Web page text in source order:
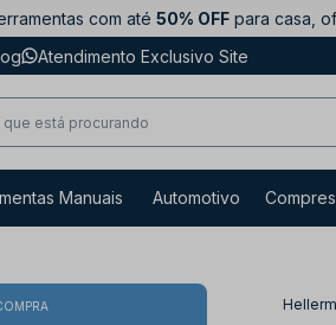
com até 50% OFF para casa,
Atendimento Exclusivo Site
Manuais Automotivo